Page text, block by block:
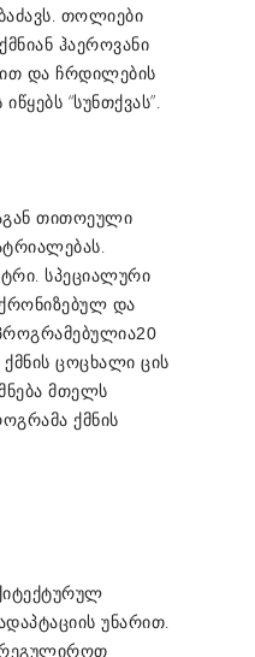
თოლიები
ჰაეროვანი
და ჩრდილების
“სუნთქვას”.
თითოეული
. სპეციალური
და
20
ცოცხალი ცის
მთელს
ქმნის
უნარით.